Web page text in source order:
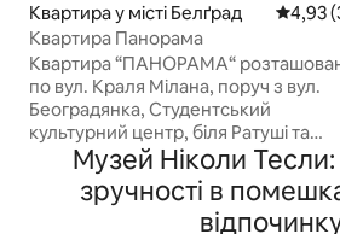
Квартира у місті Белґрад
4,93
Квартира Панорама
Квартира “ПАНОРАМА“
по вул. Краля Мілана, поруч з вул.
Београдянка, Студентський
культурний центр, біля Ратуші та
Федеральних Зборів. Повністю
оновлений, дуже сучасний і
оформлений, розрахований на
задоволення найвишуканіших
Музей Ніколи Тесли:
зручності в